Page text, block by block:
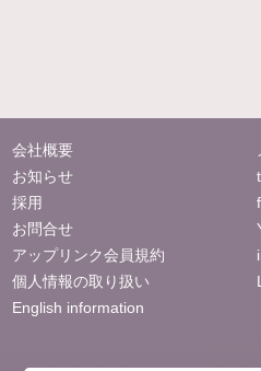
会社概要
お知らせ
採用
お問合せ
アップリンク会員規約
個人情報の取り扱い
English information